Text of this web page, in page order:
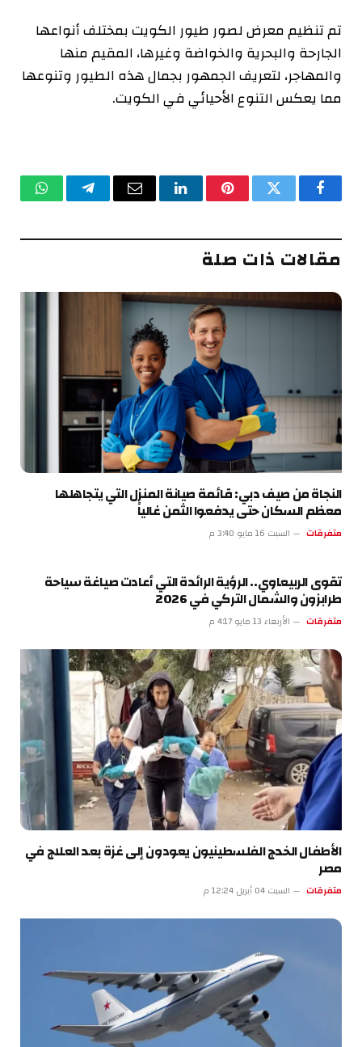
تم تنظيم معرض لصور طيور الكويت بمختلف أنواعها
الجارحة والبحرية والخواضة وغيرها، المقيم منها
والمهاجر، لتعريف الجمهور بجمال هذه الطيور وتنوعها
مما يعكس التنوع الأحيائي في الكويت.
فيسبوكتويتر بينتيريستلينكدإنالبريد تيلقرام
مقالات ذات صلة
النجاة من صيف دبي: قائمة صيانة المنزل التي يتجاهلها
معظم السكان حتى يدفعوا الثمن غالياً
متفرقات السبت 16 مايو 3:40 م
تقوى الربيعاوي.. الرؤية الرائدة التي أعادت صياغة سياحة
طرابزون والشمال التركي في 2026
متفرقات الأربعاء 13 مايو 4:17 م
الأطفال الخدج الفلسطينيون يعودون إلى غزة بعد العلاج في
مصر
متفرقات السبت 04 أبريل 12:24 م